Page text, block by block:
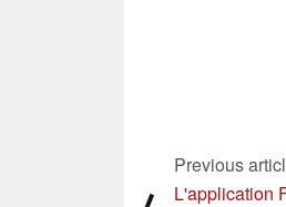
Previous
L'application